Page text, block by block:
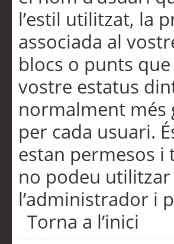
l’estil utilitzat, la
associada al
blocs o punts
vostre estatus
normalment més
per cada usuari.
estan permesos i
no podeu
l’administrador i
Torna a l’inici